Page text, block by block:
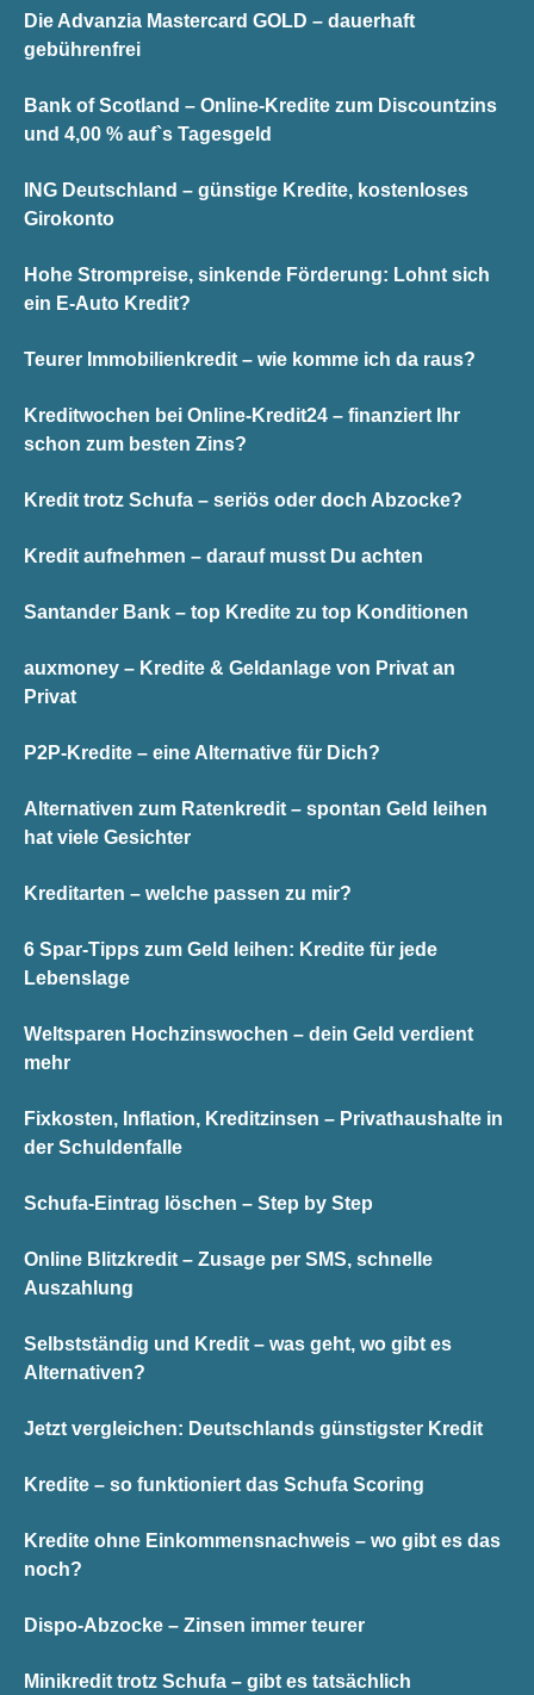
Die Advanzia Mastercard GOLD – dauerhaft
gebührenfrei
Bank of Scotland – Online-Kredite zum Discountzins
und 4,00 % auf`s Tagesgeld
ING Deutschland – günstige Kredite, kostenloses
Girokonto
Hohe Strompreise, sinkende Förderung: Lohnt sich
ein E-Auto Kredit?
Teurer Immobilienkredit – wie komme ich da raus?
Kreditwochen bei Online-Kredit24 – finanziert Ihr
schon zum besten Zins?
Kredit trotz Schufa – seriös oder doch Abzocke?
Kredit aufnehmen – darauf musst Du achten
Santander Bank – top Kredite zu top Konditionen
auxmoney – Kredite & Geldanlage von Privat an
Privat
P2P-Kredite – eine Alternative für Dich?
Alternativen zum Ratenkredit – spontan Geld leihen
hat viele Gesichter
Kreditarten – welche passen zu mir?
6 Spar-Tipps zum Geld leihen: Kredite für jede
Lebenslage
Weltsparen Hochzinswochen – dein Geld verdient
mehr
Fixkosten, Inflation, Kreditzinsen – Privathaushalte in
der Schuldenfalle
Schufa-Eintrag löschen – Step by Step
Online Blitzkredit – Zusage per SMS, schnelle
Auszahlung
Selbstständig und Kredit – was geht, wo gibt es
Alternativen?
Jetzt vergleichen: Deutschlands günstigster Kredit
Kredite – so funktioniert das Schufa Scoring
Kredite ohne Einkommensnachweis – wo gibt es das
noch?
Dispo-Abzocke – Zinsen immer teurer
Minikredit trotz Schufa – gibt es tatsächlich